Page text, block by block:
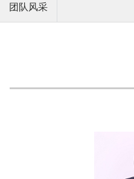
团队风采